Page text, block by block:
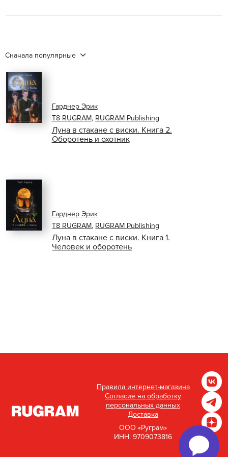
Сначала популярные
Луна в стакане с виски. Книга 2.
Оборотень и охотник
Гарднер Эрик
Т8 RUGRAM, RUGRAM Publishing
Луна в стакане с виски. Книга 1.
Человек и оборотень
Гарднер Эрик
Т8 RUGRAM, RUGRAM Publishing
Правила интернет-магазина
Согласие на обработку
персональных данных
Доставка
ООО «Руграм»
ИНН: 9709073816